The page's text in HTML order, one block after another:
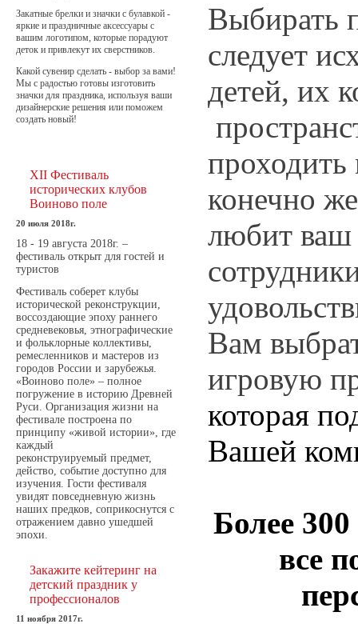
Выбирать
следует
детей, их
конечно
любит
Вам
игровую
которая
Вашей
Более
все
Закатные брелки и значки с булавкой -
яркие и праздничные аксессуары с
вашим логотипом, которые порадуют
деток и привлекут их сверстников.
Какой сувенир сделать - выбор за вами!
Мы с радостью готовы изготовить
значки для праздника, используя ваши
дизайнерские решения или поможем
создать новый!
XII Фестиваль
исторических клубов
Воиново поле
20 июля 2018г.
18 - 19 августа 2018г. –
фестиваль открыт для гостей и
туристов
Фестиваль соберет клубы
исторической реконструкции,
воссоздающие эпоху раннего
средневековья, этнографические
и фольклорные коллективы,
ремесленников и мастеров из
городов России и зарубежья.
«Воиново поле» – полное
погружение в историю Древней
Руси. Организация жизни на
фестивале построена по
принципу «живой истории», где
каждый
реконструируемый предмет,
действо, событие доступно для
изучения. Гости фестиваля
увидят повседневную жизнь
наших предков, соприкоснутся с
отражением давно ушедшей
эпохи.
Закажите кейтеринг на
детский праздник у
профессионалов
11 ноября 2017г.